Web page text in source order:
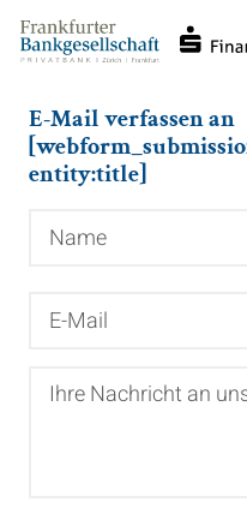
zum
Inhalt
E-Mail verfassen an
entity:title]
Mail
Nachricht